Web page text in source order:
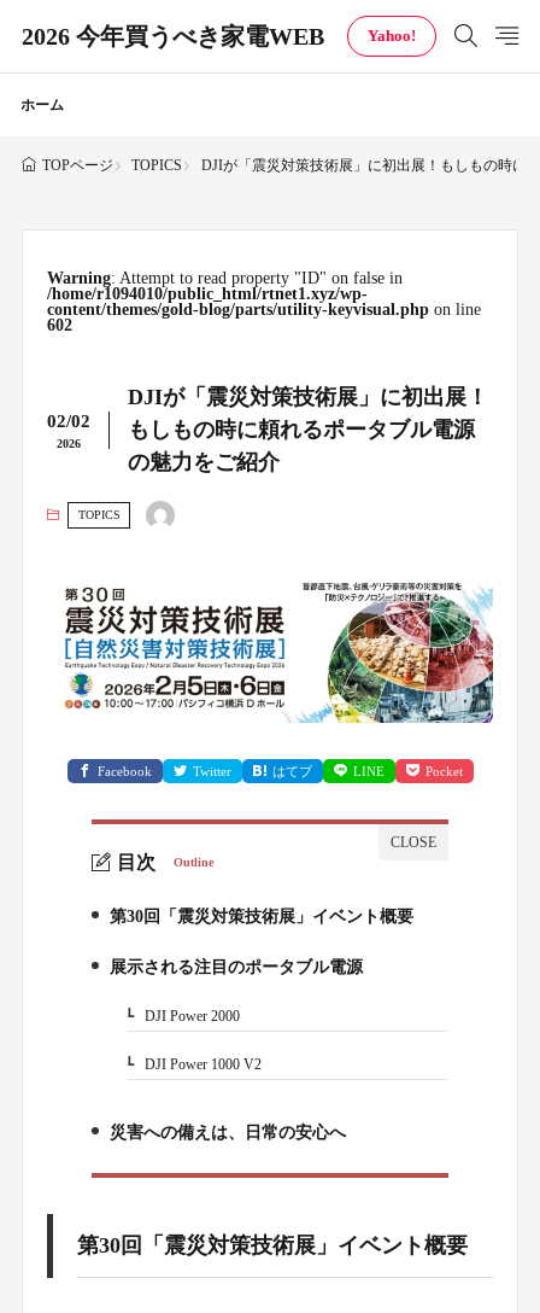
2026 今年買うべき家電WEB Yahoo!
ホーム
TOPページ TOPICS DJIが「震災対策技術展」に初出展！もしもの時に
Warning: Attempt to read property "ID" on false in
/home/r1094010/public_html/rtnet1.xyz/wp-
content/themes/gold-blog/parts/utility-keyvisual.phpon line
602
02/02
2026
DJIが「震災対策技術展」に初出展！
もしもの時に頼れるポータブル電源
の魅力をご紹介
TOPICS
Facebook Twitter はてブ LINE Pocket
目次 Outline
1.
第30回「震災対策技術展」イベント概要
2.
展示される注目のポータブル電源
2-1.DJI Power 2000
2-2.DJI Power 1000 V2
3.
災害への備えは、日常の安心へ
第30回「震災対策技術展」イベント概要